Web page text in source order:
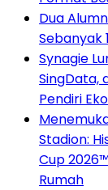
Dua
Sebanyak
Synagie
SingData,
Pendiri
Stadion:
Cup
Rumah